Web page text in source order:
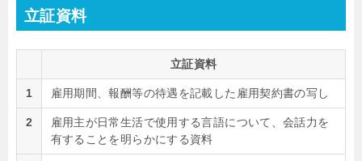
立証資料
立証資料
1 雇用期間、報酬等の待遇を記載した雇用契約書の写し
2
雇用主が日常生活で使用する言語について、会話力を
有することを明らかにする資料